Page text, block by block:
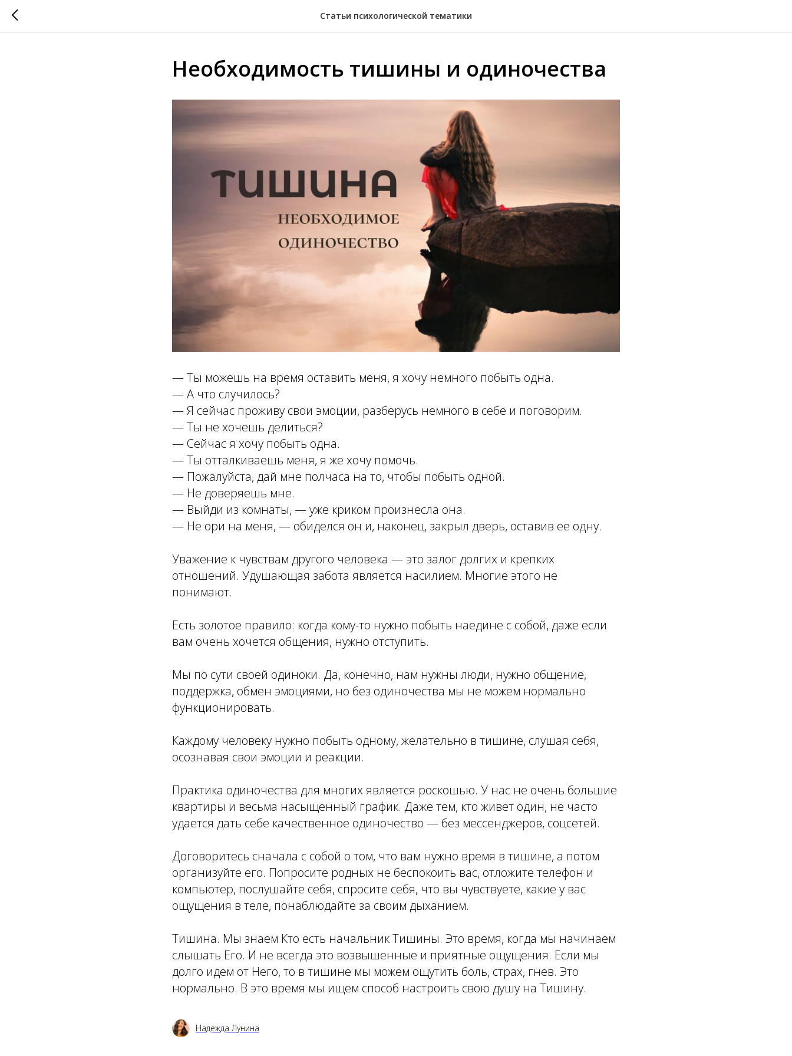
Статьи психологической тематики
Необходимость тишины и одиночества
— Ты можешь на время оставить меня, я хочу немного побыть одна.
— А что случилось?
— Я сейчас проживу свои эмоции, разберусь немного в себе и поговорим.
— Ты не хочешь делиться?
— Сейчас я хочу побыть одна.
— Ты отталкиваешь меня, я же хочу помочь.
— Пожалуйста, дай мне полчаса на то, чтобы побыть одной.
— Не доверяешь мне.
— Выйди из комнаты, — уже криком произнесла она.
— Не ори на меня, — обиделся он и, наконец, закрыл дверь, оставив ее одну.
Уважение к чувствам другого человека — это залог долгих и крепких
отношений. Удушающая забота является насилием. Многие этого не
понимают.
Есть золотое правило: когда кому-то нужно побыть наедине с собой, даже если
вам очень хочется общения, нужно отступить.
Мы по сути своей одиноки. Да, конечно, нам нужны люди, нужно общение,
поддержка, обмен эмоциями, но без одиночества мы не можем нормально
функционировать.
Каждому человеку нужно побыть одному, желательно в тишине, слушая себя,
осознавая свои эмоции и реакции.
Практика одиночества для многих является роскошью. У нас не очень большие
квартиры и весьма насыщенный график. Даже тем, кто живет один, не часто
удается дать себе качественное одиночество — без мессенджеров, соцсетей.
Договоритесь сначала с собой о том, что вам нужно время в тишине, а потом
организуйте его. Попросите родных не беспокоить вас, отложите телефон и
компьютер, послушайте себя, спросите себя, что вы чувствуете, какие у вас
ощущения в теле, понаблюдайте за своим дыханием.
Тишина. Мы знаем Кто есть начальник Тишины. Это время, когда мы начинаем
слышать Его. И не всегда это возвышенные и приятные ощущения. Если мы
долго идем от Него, то в тишине мы можем ощутить боль, страх, гнев. Это
нормально. В это время мы ищем способ настроить свою душу на Тишину.
Надежда Лунина